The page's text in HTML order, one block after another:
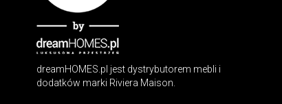
dreamHOMES.pl jest dystrybutorem mebli i
dodatków marki Riviera Maison.